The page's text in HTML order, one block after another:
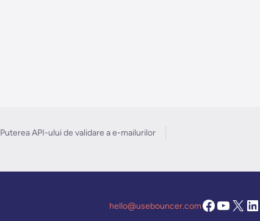
Puterea API-ului de validare a e-mailurilor
hello@usebouncer.com